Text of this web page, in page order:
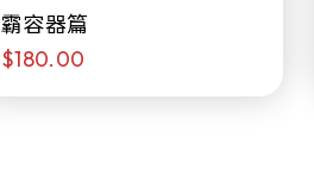
霸容器篇
$180.00